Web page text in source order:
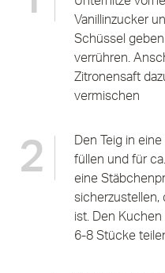
Vanillinzucker
Schüssel
verrühren.
Zitronensaft
vermischen
2
Den Teig in
füllen und für
eine
sicherzustellen,
ist. Den
6-8 Stücke